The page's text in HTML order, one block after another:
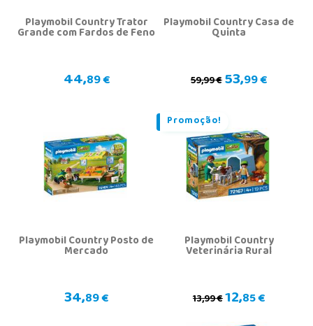
Playmobil Country Trator
Grande com Fardos de Feno
44,89 €
Playmobil Country Casa de
Quinta
59,99 €53,99 €
Playmobil Country Posto de
Mercado
34,89 €
Promoção!
Playmobil Country
Veterinária Rural
13,99 €12,85 €